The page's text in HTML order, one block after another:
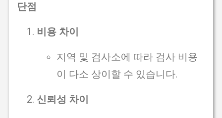
단점
비용 차이
지역 및 검사소에 따라 검사 비용
이 다소 상이할 수 있습니다.
신뢰성 차이